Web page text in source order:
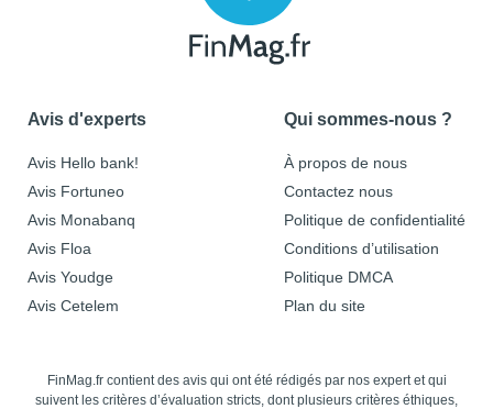
Avis d'experts
Avis Hello bank!
Avis Fortuneo
Avis Monabanq
Avis Floa
Avis Youdge
Avis Cetelem
Qui sommes-nous ?
À propos de nous
Contactez nous
Politique de confidentialité
Conditions d’utilisation
Politique DMCA
Plan du site
FinMag.fr contient des avis qui ont été rédigés par nos expert et qui
suivent les critères d’évaluation stricts, dont plusieurs critères éthiques,